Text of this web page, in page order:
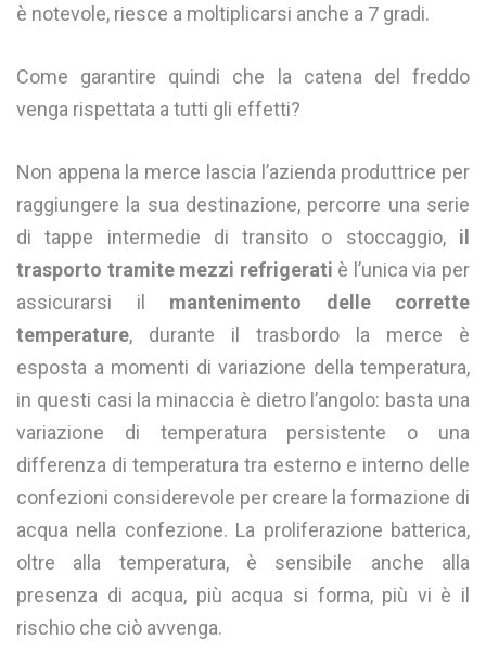
è notevole, riesce a moltiplicarsi anche a 7 gradi.
Come garantire quindi che la catena del freddo
venga rispettata a tutti gli effetti?
Non appena la merce lascia l’azienda produttrice per
raggiungere la sua destinazione, percorre una serie
di tappe intermedie di transito o stoccaggio, il
trasporto tramite mezzi refrigerati è l’unica via per
assicurarsi il mantenimento delle corrette
temperature, durante il trasbordo la merce è
esposta a momenti di variazione della temperatura,
in questi casi la minaccia è dietro l’angolo: basta una
variazione di temperatura persistente o una
differenza di temperatura tra esterno e interno delle
confezioni considerevole per creare la formazione di
acqua nella confezione. La proliferazione batterica,
oltre alla temperatura, è sensibile anche alla
presenza di acqua, più acqua si forma, più vi è il
rischio che ciò avvenga.